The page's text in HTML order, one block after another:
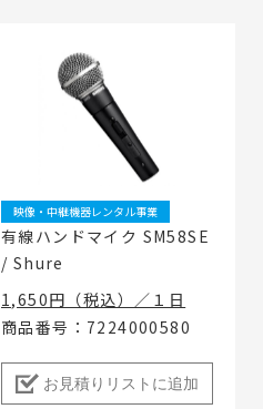
映像・中継機器レンタル事業
有線ハンドマイク SM58SE
/ Shure
1,650円（税込）／１日
商品番号：7224000580
お見積りリストに追加